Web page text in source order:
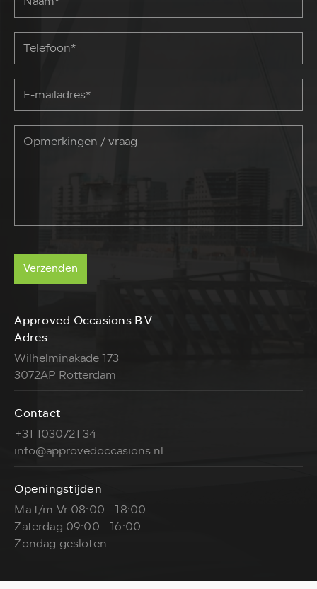
Verzenden
Approved Occasions B.V.
Adres
Wilhelminakade 173
3072AP Rotterdam
Contact
+31 1030721 34
info@approvedoccasions.nl
Openingstijden
Ma t/m Vr 08:00 - 18:00
Zaterdag 09:00 - 16:00
Zondag gesloten